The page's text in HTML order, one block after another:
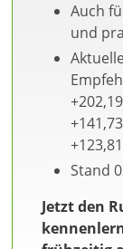
Auch
und
Stand
Jetzt den